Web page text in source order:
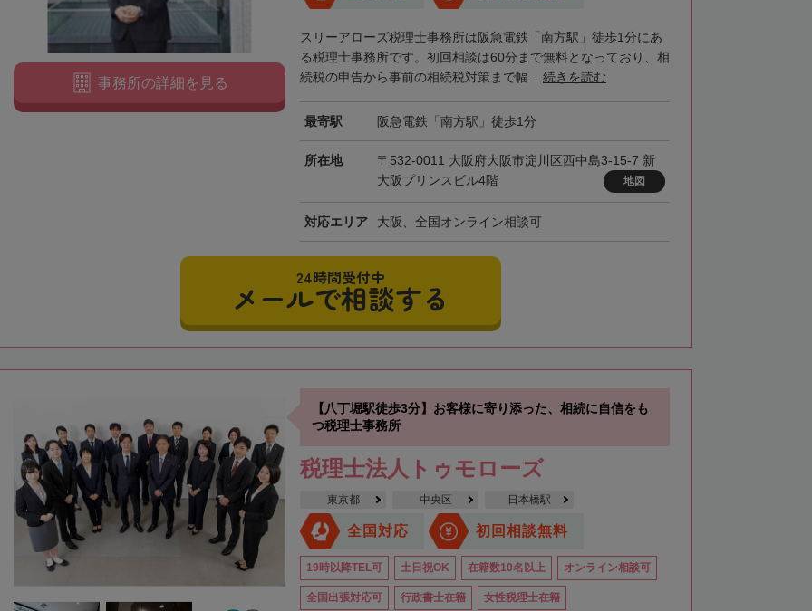
スリーアローズ税理士事務所は阪急電鉄「南方駅」徒歩1分にあ
る税理士事務所です。初回相談は60分まで無料となっており、相
続税の申告から事前の相続税対策まで幅... 続きを読む
最寄駅 阪急電鉄「南方駅」徒歩1分
所在地
〒532-0011 大阪府大阪市淀川区西中島3-15-7 新
大阪プリンスビル4階
地図
対応エリア 大阪、全国オンライン相談可
事務所の詳細を見る
24時間受付中
メールで相談する
【八丁堀駅徒歩3分】お客様に寄り添った、相続に自信をも
つ税理士事務所
税理士法人トゥモローズ
東京都 中央区 日本橋駅
全国対応 初回相談無料
19時以降TEL可 土日祝OK 在籍数10名以上 オンライン相談可
全国出張対応可 行政書士在籍 女性税理士在籍